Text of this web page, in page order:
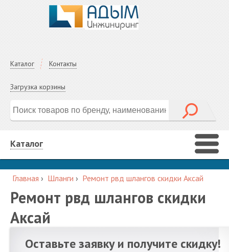
Каталог Контакты
Загрузка корзины
Каталог
Главная › Шланги › Ремонт рвд шлангов скидки Аксай
Ремонт рвд шлангов скидки
Аксай
Оставьте заявку и получите скидку!